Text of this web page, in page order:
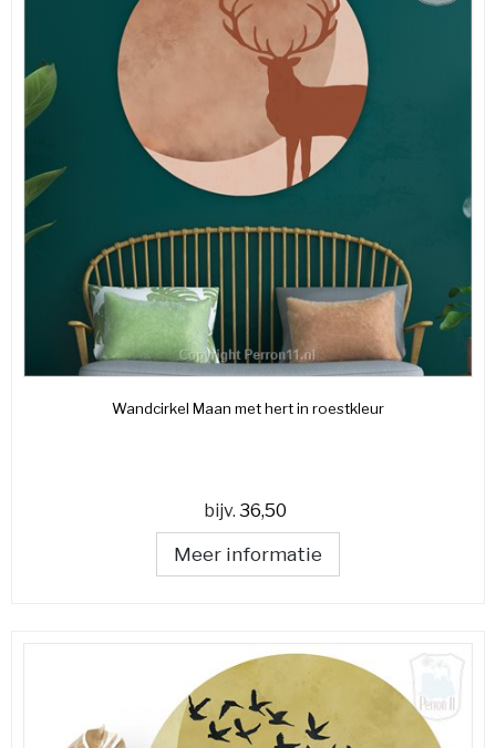
Wandcirkel Maan met hert in roestkleur
bijv. 36,50
Meer informatie